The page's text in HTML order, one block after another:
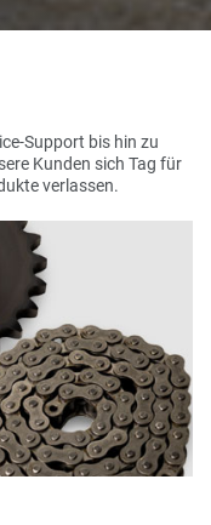
Support bis hin zu
Kunden sich Tag für
verlassen.